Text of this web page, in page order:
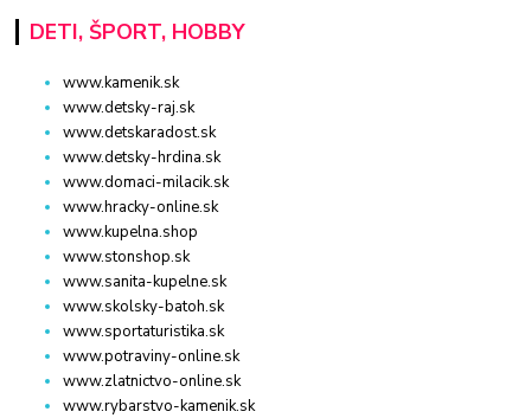
DETI, ŠPORT, HOBBY
www.kamenik.sk
www.detsky-raj.sk
www.detskaradost.sk
www.detsky-hrdina.sk
www.domaci-milacik.sk
www.hracky-online.sk
www.kupelna.shop
www.stonshop.sk
www.sanita-kupelne.sk
www.skolsky-batoh.sk
www.sportaturistika.sk
www.potraviny-online.sk
www.zlatnictvo-online.sk
www.rybarstvo-kamenik.sk